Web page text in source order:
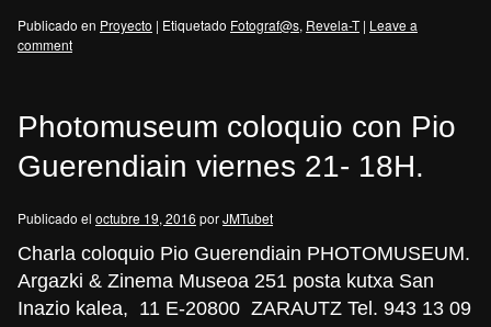
Publicado en Proyecto | Etiquetado Fotograf@s, Revela-T | Leave a
comment
Photomuseum coloquio con Pio
Guerendiain viernes 21- 18H.
Publicado el octubre 19, 2016 porJMTubet
Charla coloquio Pio Guerendiain PHOTOMUSEUM.
Argazki & Zinema Museoa 251 posta kutxa San
Inazio kalea, 11 E-20800 ZARAUTZ Tel. 943 13 09